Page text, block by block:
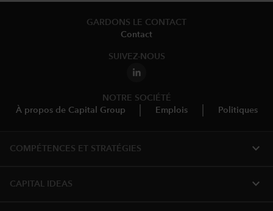
GARDONS LE CONTACT
Contact
SUIVEZ-NOUS
NOTRE SOCIÉTÉ
À propos de Capital Group
Emplois Politiques
COMPÉTENCES ET STRATÉGIES expand_more
CAPITAL IDEAS expand_more